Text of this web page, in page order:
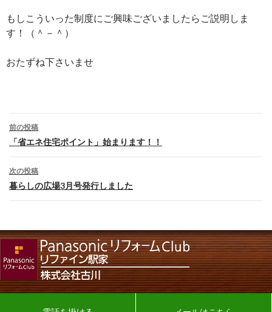
もしこういった制度にご興味ございましたらご説明しま
す！（＾－＾）
おたずね下さいませ
投
稿
ナ
ビ
ー
シ
ョ
ン
前の投稿
「省エネ住宅ポイント」始まります！！
次の投稿
暮らしの広場3月号発行しました